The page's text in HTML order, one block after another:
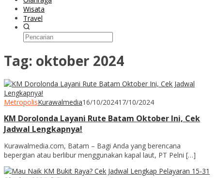
Wisata
Travel
Tag: oktober 2024
MetropolisKurawalmedia16/10/202417/10/2024
KM Dorolonda Layani Rute Batam Oktober Ini, Cek
Jadwal Lengkapnya!
Kurawalmedia.com, Batam – Bagi Anda yang berencana
bepergian atau berlibur menggunakan kapal laut, PT Pelni […]